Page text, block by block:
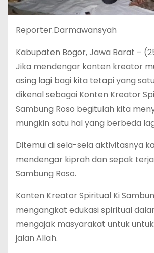
Reporter.Darmawansyah
Kabupaten Bogor, Jawa Barat –
Jika mendengar konten kreator
asing lagi bagi kita tetapi yang
dikenal sebagai Konten Kreator
Sambung Roso begitulah kita
mungkin satu hal yang berbeda
Ditemui di sela-sela aktivitasnya
mendengar kiprah dan sepak
Sambung Roso.
Konten Kreator Spiritual Ki
mengangkat edukasi spiritual
mengajak masyarakat untuk
jalan Allah.